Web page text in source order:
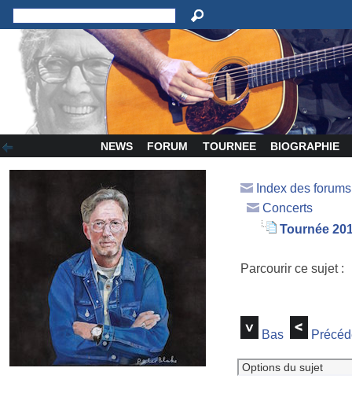
NEWS FORUM TOURNEE BIOGRAPHIE
Index des
Concerts
Tournée
Parcourir ce sujet
Bas